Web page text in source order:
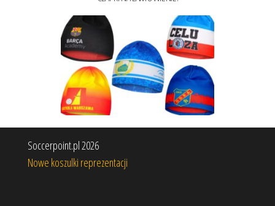
Soccerpoint.pl 2026
Nowe koszulki reprezentacji